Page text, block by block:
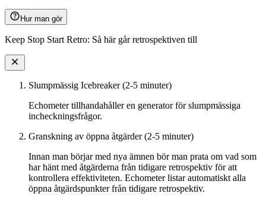
Hur man gör
Keep Stop Start Retro: Så här går retrospektiven till
Slumpmässig Icebreaker (2-5 minuter)
Echometer tillhandahåller en generator för slumpmässiga
incheckningsfrågor.
Granskning av öppna åtgärder (2-5 minuter)
Innan man börjar med nya ämnen bör man prata om vad som
har hänt med åtgärderna från tidigare retrospektiv för att
kontrollera effektiviteten. Echometer listar automatiskt alla
öppna åtgärdspunkter från tidigare retrospektiv.